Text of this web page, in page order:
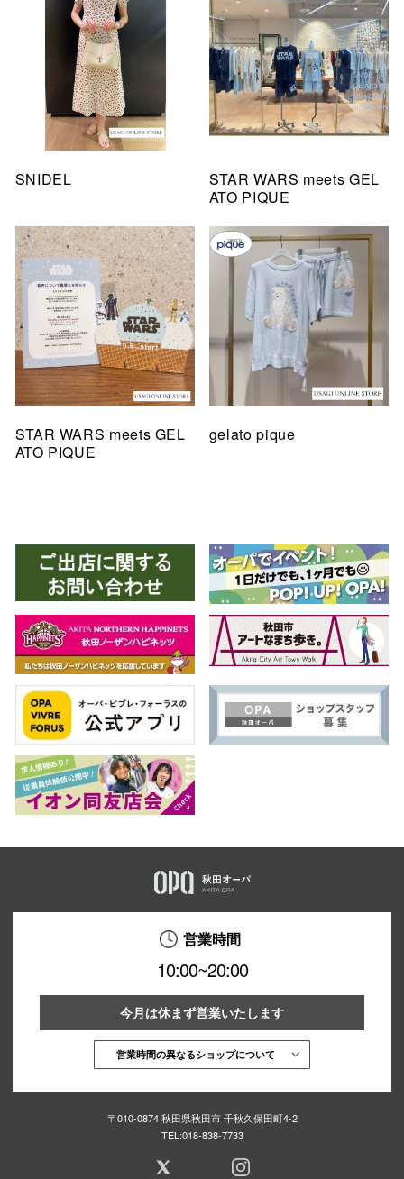
SNIDEL
STAR WARS meets GEL
ATO PIQUE
STAR WARS meets GEL
ATO PIQUE
gelato pique
営業時間
10:00~20:00
今月は休まず営業いたします
営業時間の異なるショップについて
〒010-0874 秋田県秋田市 千秋久保田町4-2
TEL:018-838-7733